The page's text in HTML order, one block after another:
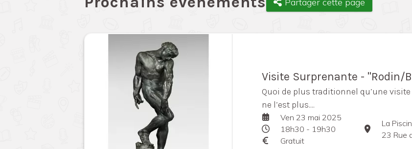
Visite Surprenante - "Rodin/
Quoi de plus traditionnel qu’une
ne l’est plus....
Ven 23 mai 2025
18h30 - 19h30
Gratuit
23 Rue